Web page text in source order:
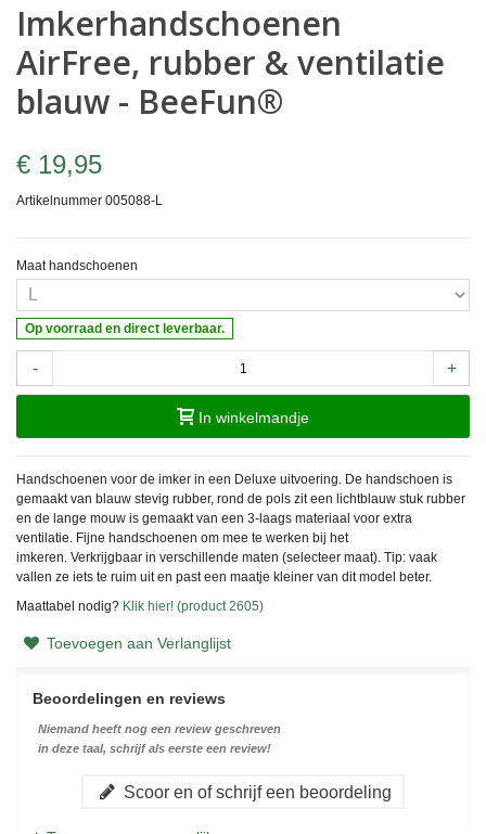
Imkerhandschoenen
AirFree, rubber & ventilatie
blauw - BeeFun®
€ 19,95
Artikelnummer 005088-L
Maat handschoenen
Op voorraad en direct leverbaar.
- +
In winkelmandje
Handschoenen voor de imker in een Deluxe uitvoering. De handschoen is
gemaakt van blauw stevig rubber, rond de pols zit een lichtblauw stuk rubber
en de lange mouw is gemaakt van een 3-laags materiaal voor extra
ventilatie. Fijne handschoenen om mee te werken bij het
imkeren. Verkrijgbaar in verschillende maten (selecteer maat). Tip: vaak
vallen ze iets te ruim uit en past een maatje kleiner van dit model beter.
Maattabel nodig? Klik hier! (product 2605)
Toevoegen aan Verlanglijst
Beoordelingen en reviews
Niemand heeft nog een review geschreven
in deze taal, schrijf als eerste een review!
Scoor en of schrijf een beoordeling